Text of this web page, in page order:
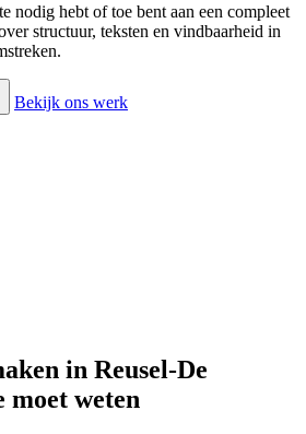
nodig hebt of toe bent aan een compleet
structuur, teksten en vindbaarheid in
Bekijk ons werk
in Reusel-De
weten